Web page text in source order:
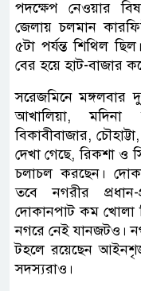
পদক্ষেপ নেওয়ার
জেলায় চলমান
৫টা পর্যন্ত শিথিল
বের হয়ে হাট-বাজার
সরেজমিনে মঙ্গলবার
আখালিয়া, মদিনা
বিকাবীবাজার,
দেখা গেছে, রিকশা ও
চলাচল করছেন।
তবে নগরীর
দোকানপাট কম খোলা
নগরে নেই যানজটও।
টহলে রয়েছেন
সদস্যরাও।